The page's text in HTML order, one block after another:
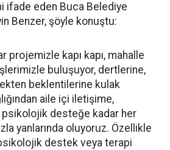
ifade eden Buca Belediye
Benzer, şöyle konuştu:
projemizle kapı kapı, mahalle
buluşuyor, dertlerine,
beklentilerine kulak
aile içi iletişime,
desteğe kadar her
yanlarında oluyoruz. Özellikle
destek veya terapi